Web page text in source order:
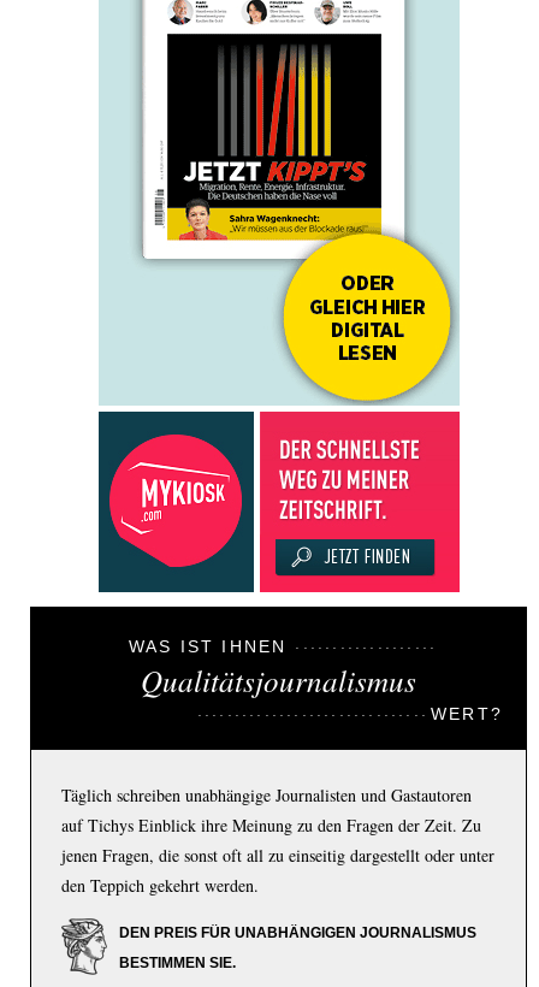
WAS IST IHNEN
Qualitätsjournalismus
WERT?
Täglich schreiben unabhängige Journalisten und Gastautoren
auf Tichys Einblick ihre Meinung zu den Fragen der Zeit. Zu
jenen Fragen, die sonst oft all zu einseitig dargestellt oder unter
den Teppich gekehrt werden.
DEN PREIS FÜR UNABHÄNGIGEN JOURNALISMUS
BESTIMMEN SIE.